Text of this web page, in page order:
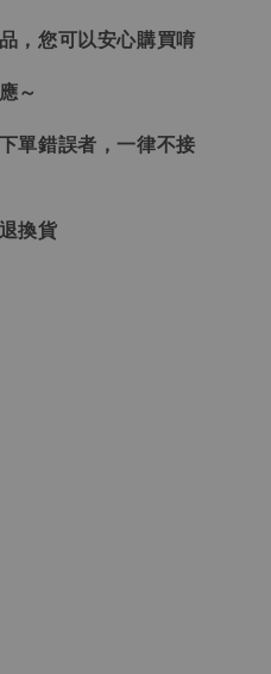
，您可以安心購買唷
～
單錯誤者，一律不接
換貨